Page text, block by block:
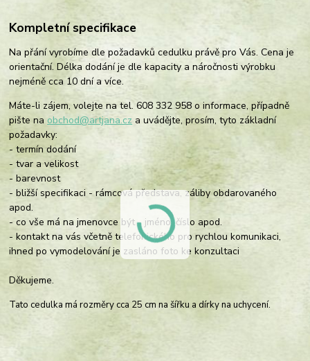
Kompletní specifikace
Na přání vyrobíme dle požadavků cedulku právě pro Vás. Cena je
orientační. Délka dodání je dle kapacity a náročnosti výrobku
nejméně cca 10 dní a více.
Máte-li zájem, volejte na tel. 608 332 958 o informace, případně
pište naobchod@artjana.cz a uvádějte, prosím, tyto základní
požadavky:
- termín dodání
- tvar a velikost
- barevnost
- bližší specifikaci - rámcová představa, záliby obdarovaného
apod.
- co vše má na jmenovce být - jméno, číslo apod.
- kontakt na vás včetně telefonického pro rychlou komunikaci,
ihned po vymodelování je zasláno foto ke konzultaci
Děkujeme.
Tato cedulka má rozměry cca 25 cm na šířku a dírky na uchycení.